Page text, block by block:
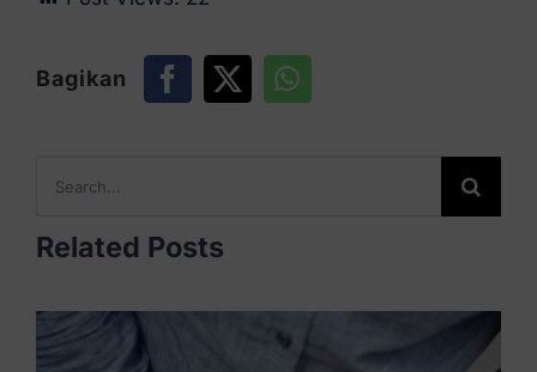
Bagikan
for:
Related Posts